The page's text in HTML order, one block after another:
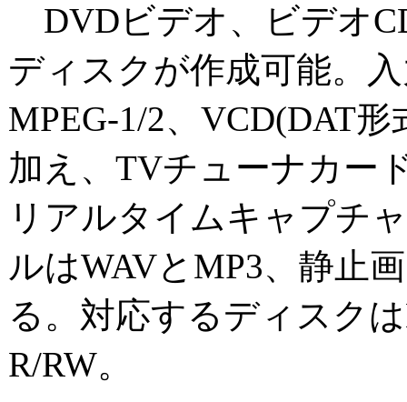
DVDビデオ、ビデオ
ディスクが作成可能。
MPEG-1/2、VCD(DAT
加え、TVチューナカー
リアルタイムキャプチ
ルはWAVとMP3、静止
る。対応するディスク
R/RW。